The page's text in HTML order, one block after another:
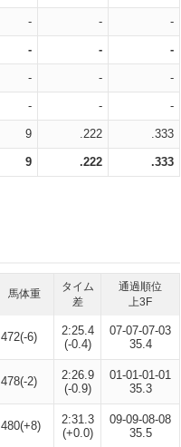
- - -
- - -
- - -
- - -
9 .222 .333
9 .222 .333
馬体重
タイム
差
通過順位
上3F
472(-6)
2:25.4
(-0.4)
07-07-07-03
35.4
478(-2)
2:26.9
(-0.9)
01-01-01-01
35.3
480(+8)
2:31.3
(+0.0)
09-09-08-08
35.5